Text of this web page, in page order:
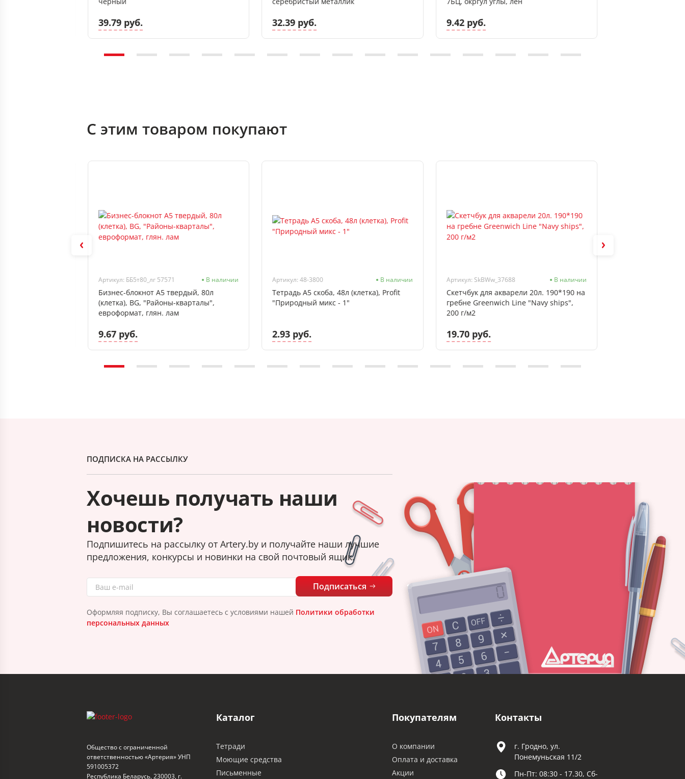
39.79 руб. 32.39 руб. 9.42 руб.
С этим товаром покупают
Артикул: ББ5т80_лг 57571 В наличии
Бизнес-блокнот А5 твердый, 80л
(клетка), BG, "Районы-кварталы",
евроформат, глян. лам
9.67 руб.
Артикул: 48-3800 В наличии
Тетрадь А5 скоба, 48л (клетка), Profit
"Природный микс - 1"
2.93 руб.
Артикул: SkBWw_37688 В наличии
Скетчбук для акварели 20л. 190*190 на
гребне Greenwich Line "Navy ships",
200 г/м2
19.70 руб.
ПОДПИСКА НА РАССЫЛКУ
Хочешь получать наши
новости?
Подпишитесь на рассылку от Artery.by и получайте наши лучшие
предложения, конкурсы и новинки на свой почтовый ящик.
Подписаться
Оформляя подписку, Вы соглашаетесь с условиями нашей Политики обработки
персональных данных
Общество с ограниченной
ответственностью «Артерия» УНП
591005372
Республика Беларусь, 230003, г.
Каталог
Тетради
Моющие средства
Письменные
Покупателям
О компании
Оплата и доставка
Акции
Контакты
г. Гродно, ул.
Понемуньская 11/2
Пн-Пт: 08:30 - 17.30, Сб-